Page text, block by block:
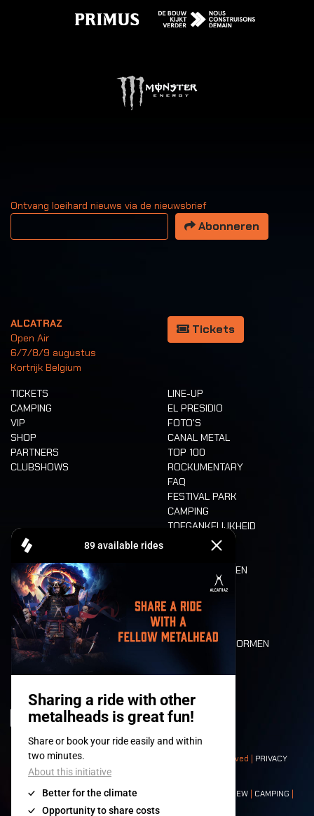
Ontvang loeihard nieuws via de nieuwsbrief
Uw email adres
Abonneren
ALCATRAZ
Open Air
6/7/8/9 augustus
Kortrijk Belgium
Tickets
TICKETS
CAMPING
VIP
SHOP
PARTNERS
CLUBSHOWS
LINE-UP
EL PRESIDIO
FOTO'S
CANAL METAL
TOP 100
ROCKUMENTARY
FAQ
FESTIVAL PARK
CAMPING
TOEGANKELIJKHEID
CASHLESS
ETEN EN DRINKEN
MOBILITEIT
LONE WOLVES
PLATTEGROND
DEATH RIDE
WAARDEN EN NORMEN
HISTORIEK
© 2008-2026- Apache Productions VZW – All rights reserved | PRIVACY
POLICY|ALGEMENE VOORWAARDEN
Contact:GENERAL| PARTNERSHIPS CREW | CAMPING |
NEIGHBOURS